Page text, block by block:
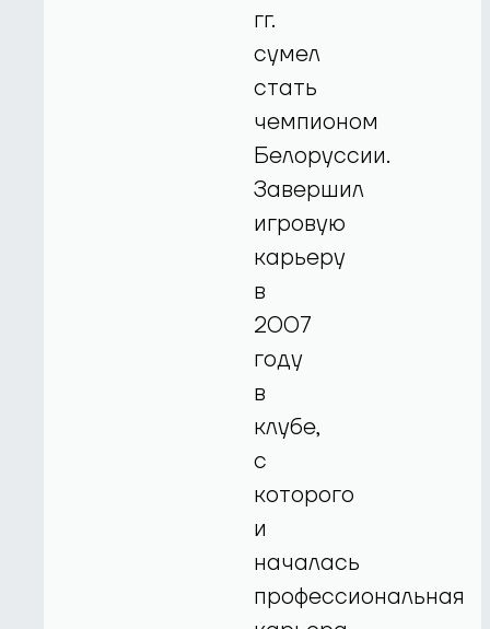
гг.
сумел
стать
чемпионом
Белоруссии.
Завершил
игровую
карьеру
в
2007
году
в
клубе,
с
которого
и
началась
профессиональная